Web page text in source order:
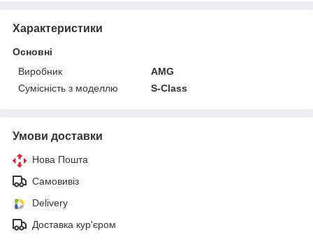
Характеристики
Основні
Виробник
AMG
Сумісність з моделлю
S-Class
Умови доставки
Нова Пошта
Самовивіз
Delivery
Доставка кур'єром